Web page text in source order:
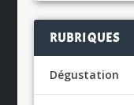
RUBRIQUES
Dégustation